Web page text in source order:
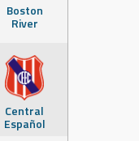
Boston
River
Central
Español